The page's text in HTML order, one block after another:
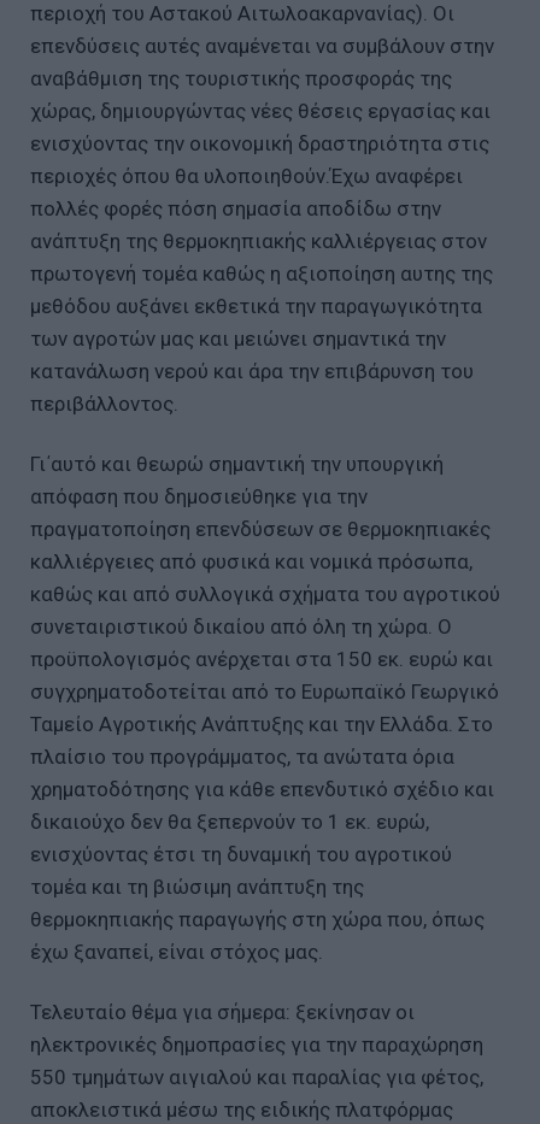
περιοχή του Αστακού Αιτωλοακαρνανίας). Οι
επενδύσεις αυτές αναμένεται να συμβάλουν στην
αναβάθμιση της τουριστικής προσφοράς της
χώρας, δημιουργώντας νέες θέσεις εργασίας και
ενισχύοντας την οικονομική δραστηριότητα στις
περιοχές όπου θα υλοποιηθούν.Έχω αναφέρει
πολλές φορές πόση σημασία αποδίδω στην
ανάπτυξη της θερμοκηπιακής καλλιέργειας στον
πρωτογενή τομέα καθώς η αξιοποίηση αυτης της
μεθόδου αυξάνει εκθετικά την παραγωγικότητα
των αγροτών μας και μειώνει σημαντικά την
κατανάλωση νερού και άρα την επιβάρυνση του
περιβάλλοντος.
Γι΄αυτό και θεωρώ σημαντική την υπουργική
απόφαση που δημοσιεύθηκε για την
πραγματοποίηση επενδύσεων σε θερμοκηπιακές
καλλιέργειες από φυσικά και νομικά πρόσωπα,
καθώς και από συλλογικά σχήματα του αγροτικού
συνεταιριστικού δικαίου από όλη τη χώρα. Ο
προϋπολογισμός ανέρχεται στα 150 εκ. ευρώ και
συγχρηματοδοτείται από το Ευρωπαϊκό Γεωργικό
Ταμείο Αγροτικής Ανάπτυξης και την Ελλάδα. Στο
πλαίσιο του προγράμματος, τα ανώτατα όρια
χρηματοδότησης για κάθε επενδυτικό σχέδιο και
δικαιούχο δεν θα ξεπερνούν το 1 εκ. ευρώ,
ενισχύοντας έτσι τη δυναμική του αγροτικού
τομέα και τη βιώσιμη ανάπτυξη της
θερμοκηπιακής παραγωγής στη χώρα που, όπως
έχω ξαναπεί, είναι στόχος μας.
Τελευταίο θέμα για σήμερα: ξεκίνησαν οι
ηλεκτρονικές δημοπρασίες για την παραχώρηση
550 τμημάτων αιγιαλού και παραλίας για φέτος,
αποκλειστικά μέσω της ειδικής πλατφόρμας